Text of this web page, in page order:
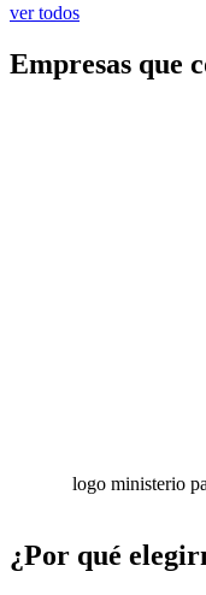
ver todos
Empresas que
¿Por qué